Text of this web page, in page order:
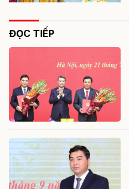
ĐỌC TIẾP